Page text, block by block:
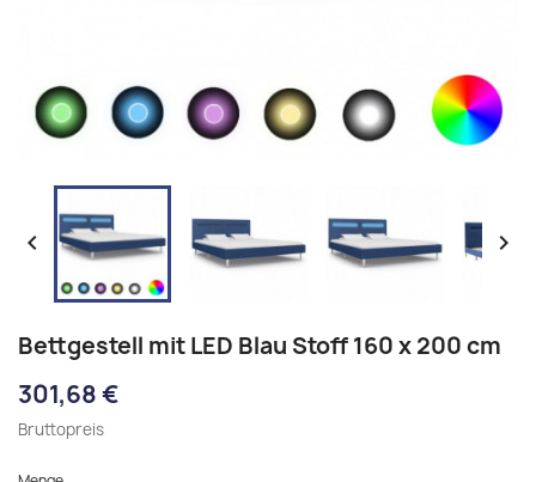
 
Bettgestell mit LED Blau Stoff 160 x 200 cm
301,68 €
Bruttopreis